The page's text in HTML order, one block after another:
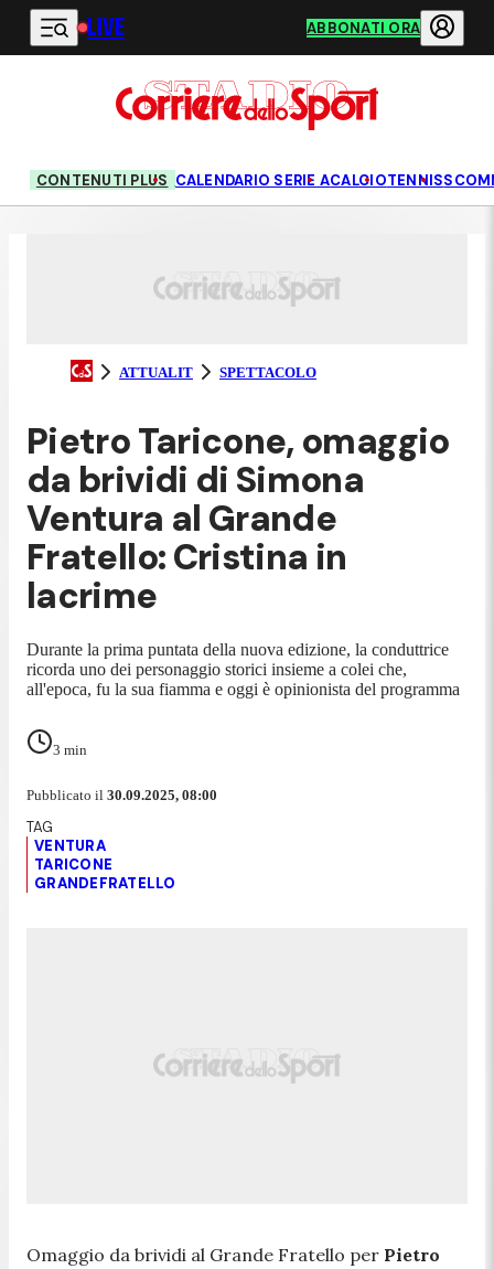
Vai al contenuto principale
LIVE ABBONATI ORA
CONTENUTI PLUS CALENDARIO SERIE ACALCIOTENNIS
ATTUALIT SPETTACOLO
Pietro Taricone, omaggio
da brividi di Simona
Ventura al Grande
Fratello: Cristina in
lacrime
Durante la prima puntata della nuova edizione, la conduttrice
ricorda uno dei personaggio storici insieme a colei che,
all'epoca, fu la sua fiamma e oggi è opinionista del programma
3 min
Pubblicato il 30.09.2025, 08:00
VENTURA
TARICONE
GRANDEFRATELLO
Omaggio da brividi al Grande Fratello per Pietro